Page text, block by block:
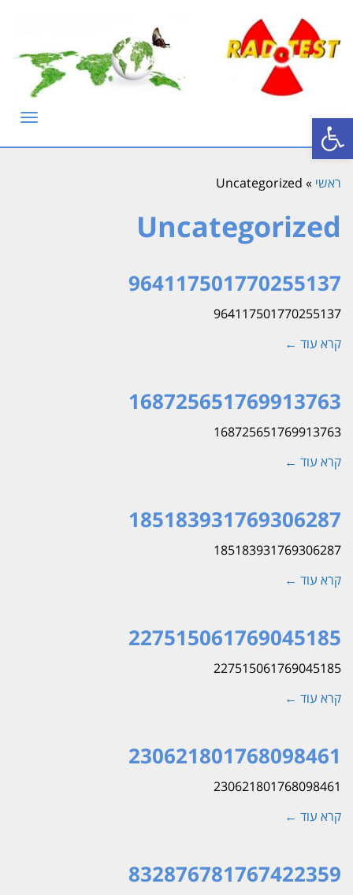
פתח סרגל נגישות
ראשי »
Uncategorized
Uncategorized
964117501770255137
964117501770255137
קרא עוד ←
168725651769913763
168725651769913763
קרא עוד ←
185183931769306287
185183931769306287
קרא עוד ←
227515061769045185
227515061769045185
קרא עוד ←
230621801768098461
230621801768098461
קרא עוד ←
832876781767422359